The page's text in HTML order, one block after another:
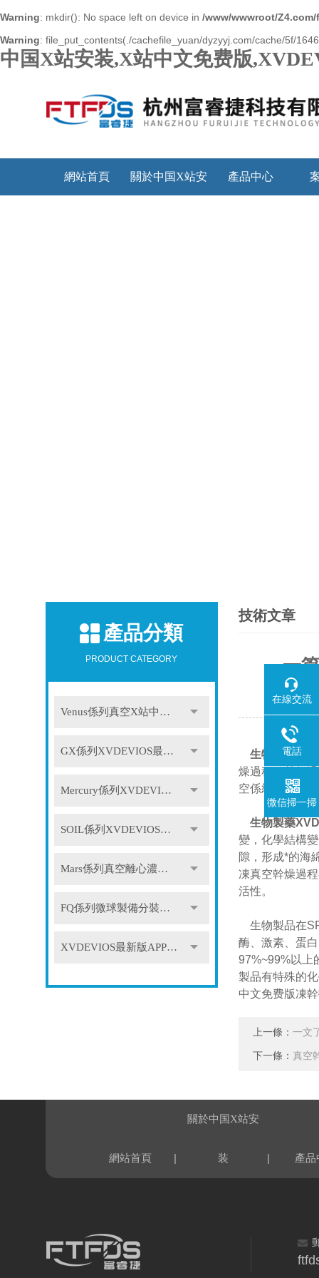
Warning: mkdir(): No space left on device in /www/wwwroot/
Warning: file_put_contents(./cachefile_yuan/dyzyyj.com/cache/5f/
中国X站安装,X站中文免费版
網站首頁 關於中国X站安 產品中心
產品分類
PRODUCT CATEGORY
Venus係列真空X站中文免费版
GX係列XVDEVIOS最新版APP下载
Mercury係列XVDEVIOS最新版APP下载
SOIL係列XVDEVIOS最新版APP下载
Mars係列真空離心濃縮儀
FQ係列微球製備分裝係統
XVDEVIOS最新版APP下载配件
技術文章
一
生物製藥
燥過程，整個
空係統、循環
生物製藥
變，化學結構
隙，形成*的海
凍真空幹燥過
活性。
生物製品在
酶、激素、蛋
97%~99%以上
製品有特殊的
中文免费版凍
上一條： 一文
下一條： 真空
網站首頁 |
關於中国X站安
装 | 產品
在線交流
電話
微信掃一掃